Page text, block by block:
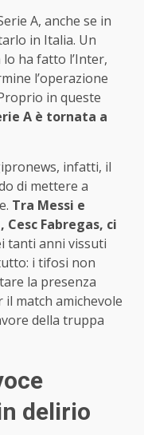
A, anche se in
in Italia. Un
ha fatto l’Inter,
l’operazione
in queste
A è tornata a
infatti, il
di mettere a
Tra Messi e
Fabregas, ci
tanti anni vissuti
i tifosi non
la presenza
il match amichevole
della truppa
delirio